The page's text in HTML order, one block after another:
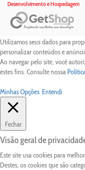
Desenvolvimento e Hospedagem
Utilizamos seus dados para
personalizar conteúdos e
Ao navegar pelo site, você
estes fins. Consulte nossa
Minhas Opções Entendi
Fechar
Visão geral de
Este site usa cookies para
Destes, os cookies que são